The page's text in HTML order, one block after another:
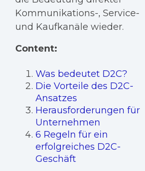
Kommunikations-, Service-
und Kaufkanäle wieder.
Content:
Was bedeutet D2C?
Die Vorteile des D2C-
Ansatzes
Herausforderungen für
Unternehmen
6 Regeln für ein
erfolgreiches D2C-
Geschäft